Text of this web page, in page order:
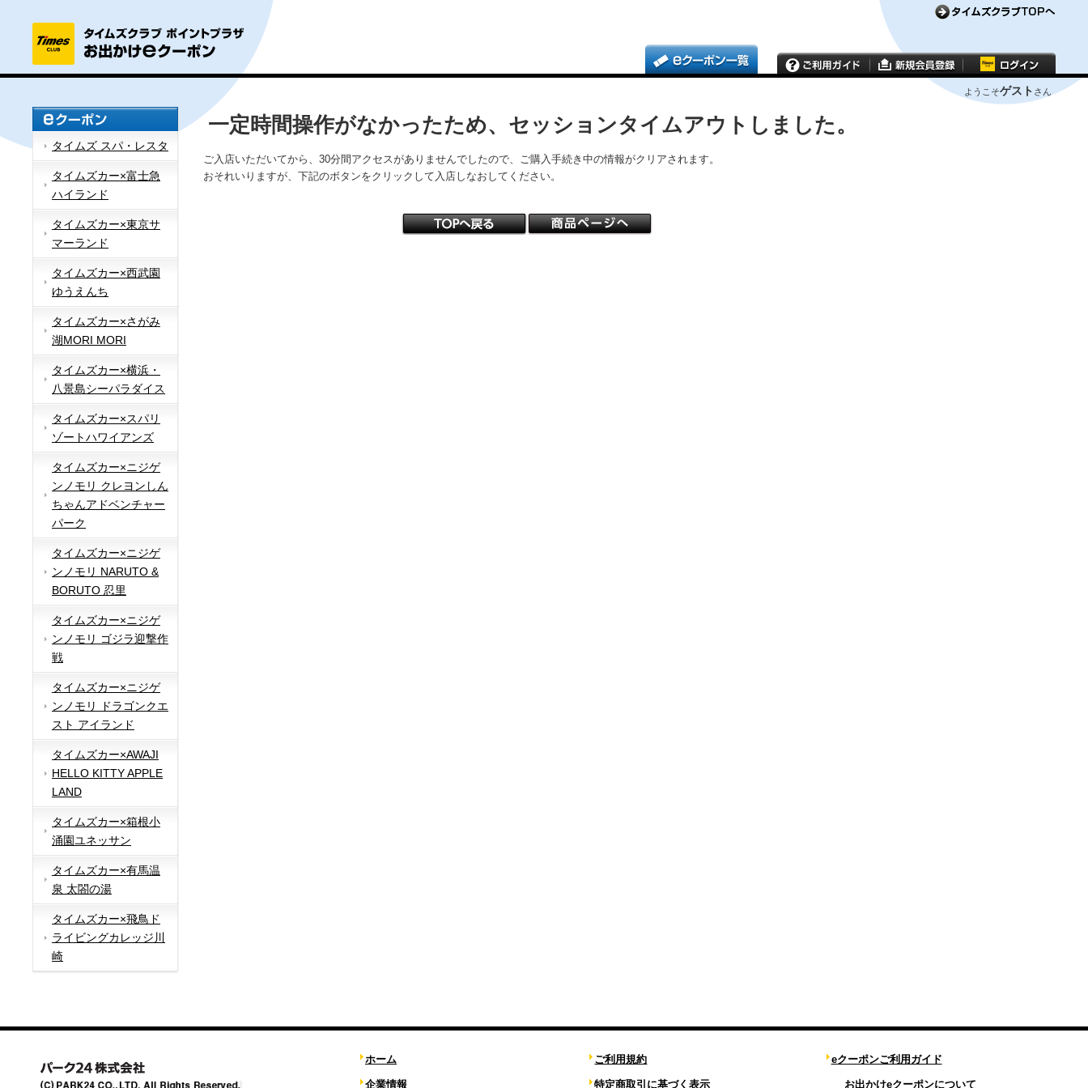
ようこそゲスト さん
タイムズ スパ・レスタ
タイムズカー×富士急
ハイランド
タイムズカー×東京サ
マーランド
タイムズカー×西武園
ゆうえんち
タイムズカー×さがみ
湖MORI MORI
タイムズカー×横浜・
八景島シーパラダイス
タイムズカー×スパリ
ゾートハワイアンズ
タイムズカー×ニジゲ
ンノモリ クレヨンしん
ちゃんアドベンチャー
パーク
タイムズカー×ニジゲ
ンノモリ NARUTO &
BORUTO 忍里
タイムズカー×ニジゲ
ンノモリ ゴジラ迎撃作
戦
タイムズカー×ニジゲ
ンノモリ ドラゴンクエ
スト アイランド
タイムズカー×AWAJI
HELLO KITTY APPLE
LAND
タイムズカー×箱根小
涌園ユネッサン
タイムズカー×有馬温
泉 太閤の湯
タイムズカー×飛鳥ド
ライビングカレッジ川
崎
一定時間操作がなかったため、セッションタイムアウトしました。
ご入店いただいてから、30分間アクセスがありませんでしたので、ご購入手続き中の情報がクリアされます。
おそれいりますが、下記のボタンをクリックして入店しなおしてください。
ホーム
企業情報
ご利用規約
特定商取引に基づく表示
eクーポンご利用ガイド
お出かけeクーポンについて